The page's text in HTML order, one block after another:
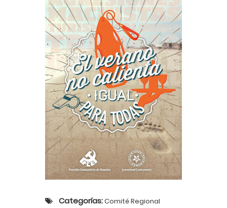
Categorías:Comité Regional